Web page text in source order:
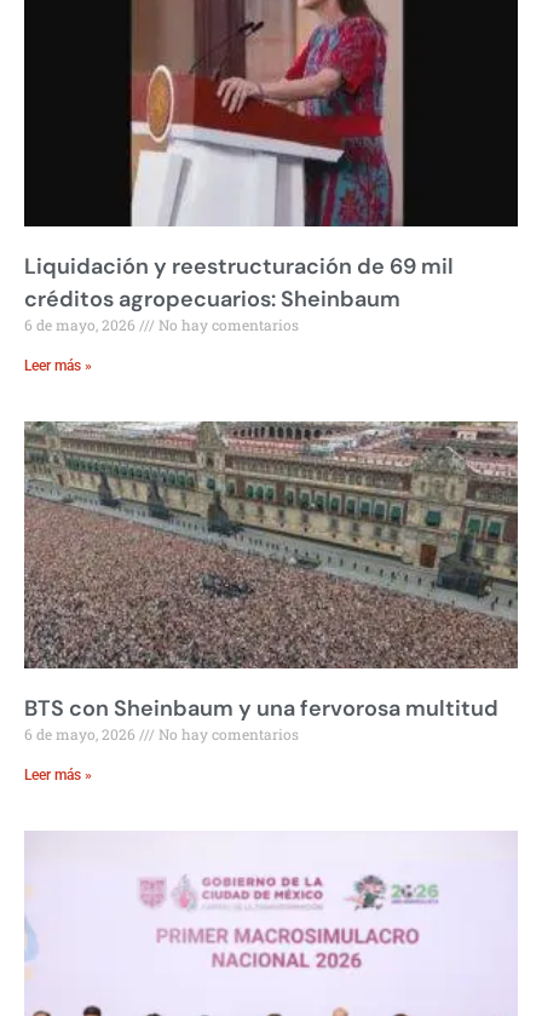
Liquidación y reestructuración de 69 mil
créditos agropecuarios: Sheinbaum
6 de mayo, 2026 No hay comentarios
Leer más »
BTS con Sheinbaum y una fervorosa multitud
6 de mayo, 2026 No hay comentarios
Leer más »